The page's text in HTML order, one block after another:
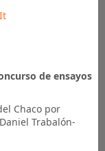
de ensayos
Chaco por
Trabalón-